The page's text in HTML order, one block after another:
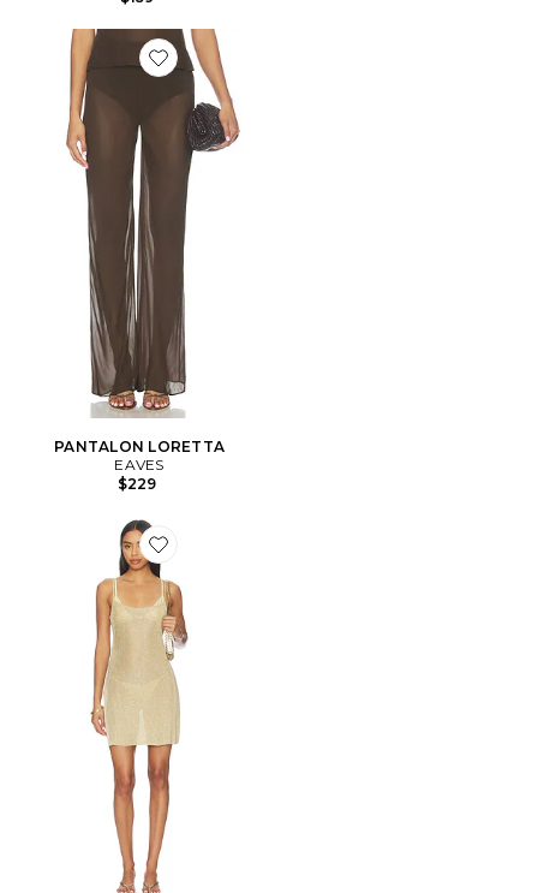
Favorite PANTALON LORETTA
PANTALON LORETTA
EAVES
$229
Favorite ROBE MINI AZRIEL